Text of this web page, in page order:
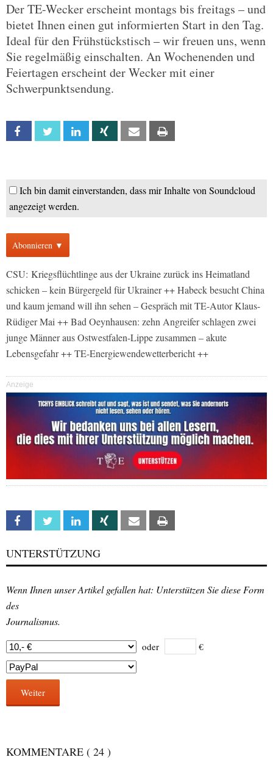
Der TE-Wecker erscheint montags bis freitags – und
bietet Ihnen einen gut informierten Start in den Tag.
Ideal für den Frühstückstisch – wir freuen uns, wenn
Sie regelmäßig einschalten. An Wochenenden und
Feiertagen erscheint der Wecker mit einer
Schwerpunktsendung.
Facebook Twitter Linkedin Xing Email
Ich bin damit einverstanden, dass mir Inhalte von Soundcloud
angezeigt werden.
Abonnieren ▼
CSU: Kriegsflüchtlinge aus der Ukraine zurück ins Heimatland
schicken – kein Bürgergeld für Ukrainer ++ Habeck besucht China
und kaum jemand will ihn sehen – Gespräch mit TE-Autor Klaus-
Rüdiger Mai ++ Bad Oeynhausen: zehn Angreifer schlagen zwei
junge Männer aus Ostwestfalen-Lippe zusammen – akute
Lebensgefahr ++ TE-Energiewendewetterbericht ++
Anzeige
Facebook Twitter Linkedin Xing Email
UNTERSTÜTZUNG
Wenn Ihnen unser Artikel gefallen hat: Unterstützen Sie diese Form
des
Journalismus.
oder €
Weiter
KOMMENTARE ( 24 )